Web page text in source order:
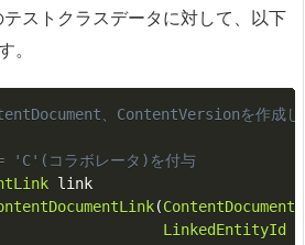
ストクラスデータに対して、以下
。
、ContentVersionを作成し
コラボレータ)を付与
link
(
LinkedEntityId